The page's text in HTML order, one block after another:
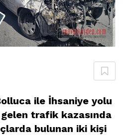
ile İhsaniye yolu
trafik kazasında
bulunan iki kişi